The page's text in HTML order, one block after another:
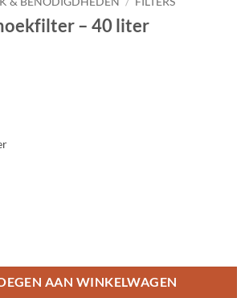
– 40 liter
AAN WINKELWAGEN